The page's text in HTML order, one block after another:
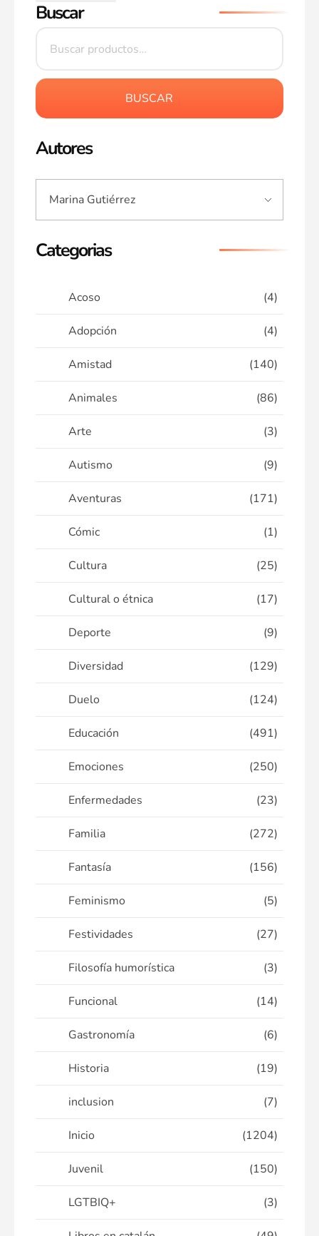
Buscar
BUSCAR
Autores
Categorias
Acoso (4)
Adopción (4)
Amistad (140)
Animales (86)
Arte (3)
Autismo (9)
Aventuras (171)
Cómic (1)
Cultura (25)
Cultural o étnica (17)
Deporte (9)
Diversidad (129)
Duelo (124)
Educación (491)
Emociones (250)
Enfermedades (23)
Familia (272)
Fantasía (156)
Feminismo (5)
Festividades (27)
Filosofía humorística (3)
Funcional (14)
Gastronomía (6)
Historia (19)
inclusion (7)
Inicio (1204)
Juvenil (150)
LGTBIQ+ (3)